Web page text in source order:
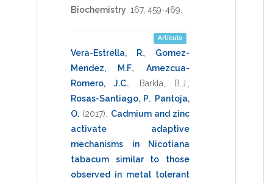
Biochemistry 167, 459-469
Artículo
Vera-Estrella, R., Gomez-
Mendez, M.F., Amezcua-
Romero, J.C.
Barkla, B.J.
Rosas-Santiago, P., Pantoja,
O. (2017)
Cadmium and zinc
activate adaptive
mechanisms in Nicotiana
tabacum similar to those
observed in metal tolerant